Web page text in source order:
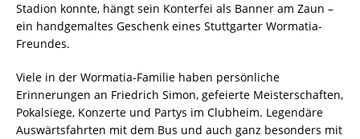
Stadion konnte, hängt sein Konterfei als Banner am Zaun –
ein handgemaltes Geschenk eines Stuttgarter Wormatia-
Freundes.
Viele in der Wormatia-Familie haben persönliche
Erinnerungen an Friedrich Simon, gefeierte Meisterschaften,
Pokalsiege, Konzerte und Partys im Clubheim. Legendäre
Auswärtsfahrten mit dem Bus und auch ganz besonders mit